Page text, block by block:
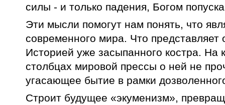
силы - и только падения, Богом
Эти мысли помогут нам понять, что
современного мира. Что
Историей уже засыпанного костра.
столбцах мировой прессы о ней не
угасающее бытие в рамки
Строит будущее «экуменизм»,